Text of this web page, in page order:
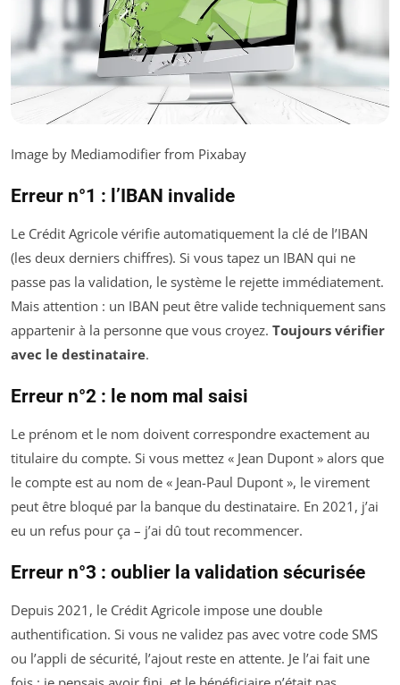
Image by Mediamodifier from Pixabay
Erreur n°1 : l’IBAN invalide
Le Crédit Agricole vérifie automatiquement la clé de l’IBAN
(les deux derniers chiffres). Si vous tapez un IBAN qui ne
passe pas la validation, le système le rejette immédiatement.
Mais attention : un IBAN peut être valide techniquement sans
appartenir à la personne que vous croyez. Toujours vérifier
avec le destinataire.
Erreur n°2 : le nom mal saisi
Le prénom et le nom doivent correspondre exactement au
titulaire du compte. Si vous mettez « Jean Dupont » alors que
le compte est au nom de « Jean-Paul Dupont », le virement
peut être bloqué par la banque du destinataire. En 2021, j’ai
eu un refus pour ça – j’ai dû tout recommencer.
Erreur n°3 : oublier la validation sécurisée
Depuis 2021, le Crédit Agricole impose une double
authentification. Si vous ne validez pas avec votre code SMS
ou l’appli de sécurité, l’ajout reste en attente. Je l’ai fait une